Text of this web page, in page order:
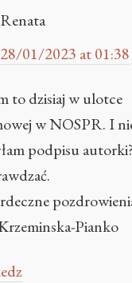
Renata
28/01/2023 at 01:38
to dzisiaj w ulotce
w NOSPR. I
podpisu
Pianko